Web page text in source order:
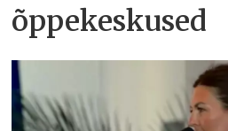
õppekeskused